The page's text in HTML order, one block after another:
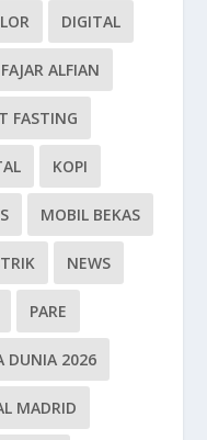
DIGITAL
FAJAR ALFIAN
FASTING
KOPI
MOBIL BEKAS
NEWS
PARE
DUNIA 2026
MADRID